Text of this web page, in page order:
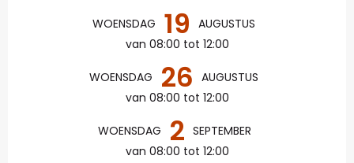
WOENSDAG 19 AUGUSTUS
van 08:00 tot 12:00
WOENSDAG 26 AUGUSTUS
van 08:00 tot 12:00
WOENSDAG 2 SEPTEMBER
van 08:00 tot 12:00